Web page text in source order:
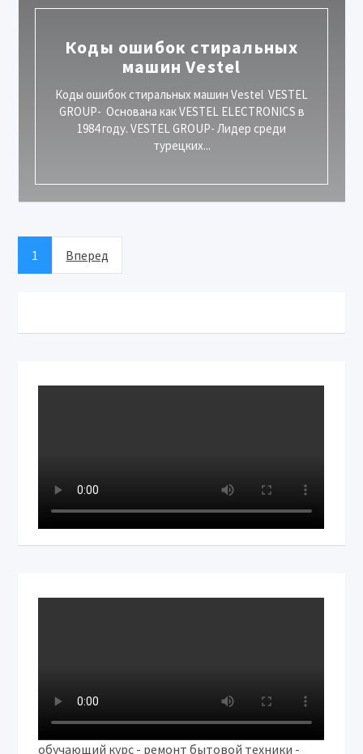
Коды ошибок стиральных
машин Vestel
Коды ошибок стиральных машин Vestel VESTEL
GROUP- Основана как VESTEL ELECTRONICS в
1984 году. VESTEL GROUP- Лидер среди
турецких...
1 Вперед
обучающий курс - ремонт бытовой техники -